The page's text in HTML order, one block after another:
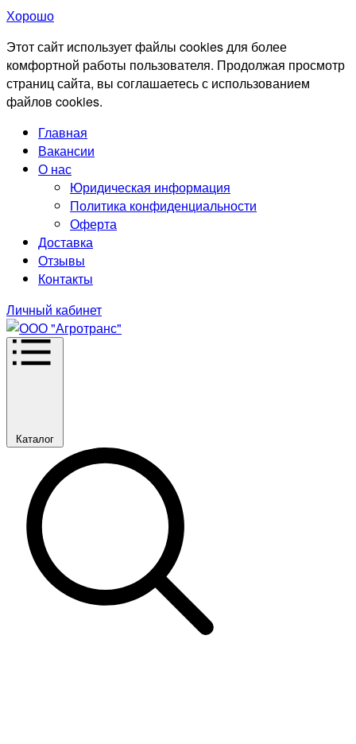
Хорошо
Этот сайт использует файлы cookies для более
комфортной работы пользователя. Продолжая просмотр
страниц сайта, вы соглашаетесь с использованием
файлов cookies.
Главная
Вакансии
О нас
Юридическая информация
Политика конфиденциальности
Оферта
Доставка
Отзывы
Контакты
Личный кабинет
Каталог